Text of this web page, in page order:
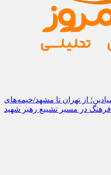
از تهران تا مشهد/خیمه‌های
در مسیر تشییع رهبر شهید